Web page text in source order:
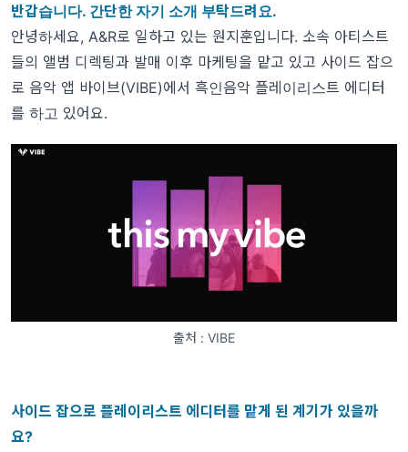
반갑습니다. 간단한 자기 소개 부탁드려요.
안녕하세요, A&R로 일하고 있는 원지훈입니다. 소속 아티스트
들의 앨범 디렉팅과 발매 이후 마케팅을 맡고 있고 사이드 잡으
로 음악 앱 바이브(VIBE)에서 흑인음악 플레이리스트 에디터
를 하고 있어요.
출처 : VIBE
사이드 잡으로 플레이리스트 에디터를 맡게 된 계기가 있을까
요?